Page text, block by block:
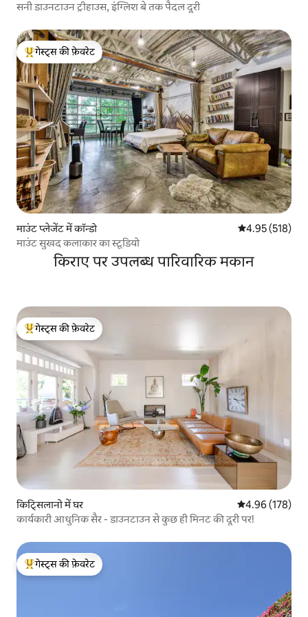
सनी डाउनटाउन ट्रीहाउस, इंग्लिश बे तक पैदल दूरी
गेस्ट्स का टॉप फ़ेवरेट
गेस्ट्स की फ़ेवरेट
माउंट प्लेजेंट में कॉन्डो औसत रेटिंग 5 में से
4.95 (518)
माउंट सुखद कलाकार का स्टूडियो
किराए पर उपलब्ध पारिवारिक मकान
गेस्ट्स का टॉप फ़ेवरेट
गेस्ट्स की फ़ेवरेट
किट्सिलानो में घर औसत रेटिंग 5 में से
4.96 (178)
कार्यकारी आधुनिक सैर - डाउनटाउन से कुछ ही मिनट की दूरी पर!
गेस्ट्स का टॉप फ़ेवरेट
गेस्ट्स की फ़ेवरेट